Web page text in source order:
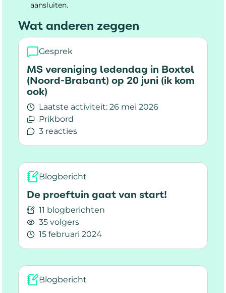
aansluiten.
Wat anderen zeggen
Gesprek
MS vereniging ledendag in Boxtel
(Noord-Brabant) op 20 juni (ik kom
ook)
Laatste activiteit: 26 mei 2026
Prikbord
3 reacties
Lees meer over MS vereniging ledendag in
Blogbericht
De proeftuin gaat van start!
11 blogberichten
35 volgers
15 februari 2024
Lees meer over De proeftuin gaat van start!
Blogbericht